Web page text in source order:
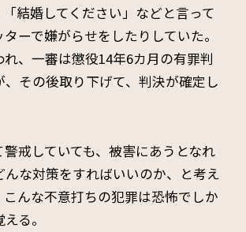
結婚してください」などと言って
ーで嫌がらせをしたりしていた。
、一審は懲役14年6カ月の有罪判
その後取り下げて、判決が確定し
戒していても、被害にあうとなれ
んな対策をすればいいのか、と考え
んな不意打ちの犯罪は恐怖でしか
る。